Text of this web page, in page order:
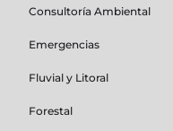
Consultoría Ambiental
Emergencias
Fluvial y Litoral
Forestal